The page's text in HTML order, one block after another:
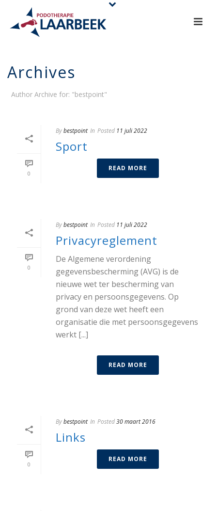
Archives
Author Archive for: "bestpoint"
0
Bybestpoint In Posted 11 juli 2022
Sport
READ MORE
0
Bybestpoint In Posted 11 juli 2022
Privacyreglement
De Algemene verordening
gegevensbescherming (AVG) is de
nieuwe wet ter bescherming van
privacy en persoonsgegevens. Op
grond van deze wet heeft een
organisatie die met persoonsgegevens
werkt [...]
READ MORE
0
Bybestpoint In Posted30 maart 2016
Links
READ MORE